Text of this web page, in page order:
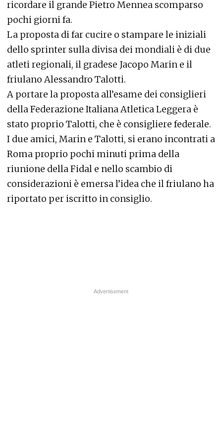
ricordare il grande Pietro Mennea scomparso
pochi giorni fa.
La proposta di far cucire o stampare le iniziali
dello sprinter sulla divisa dei mondiali è di due
atleti regionali, il gradese Jacopo Marin e il
friulano Alessandro Talotti.
A portare la proposta all’esame dei consiglieri
della Federazione Italiana Atletica Leggera è
stato proprio Talotti, che è consigliere federale.
I due amici, Marin e Talotti, si erano incontrati a
Roma proprio pochi minuti prima della
riunione della Fidal e nello scambio di
considerazioni è emersa l’idea che il friulano ha
riportato per iscritto in consiglio.